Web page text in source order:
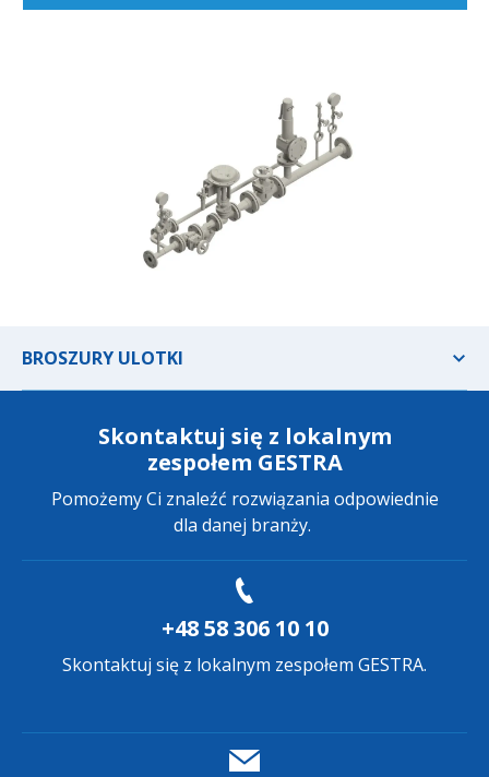
BROSZURY ULOTKI
Skontaktuj się z lokalnym
zespołem GESTRA
Pomożemy Ci znaleźć rozwiązania odpowiednie
dla danej branży.
+48 58 306 10 10
Skontaktuj się z lokalnym zespołem GESTRA.